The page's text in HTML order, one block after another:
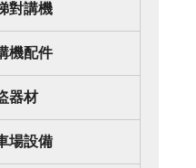
對講機
機配件
器材
場設備